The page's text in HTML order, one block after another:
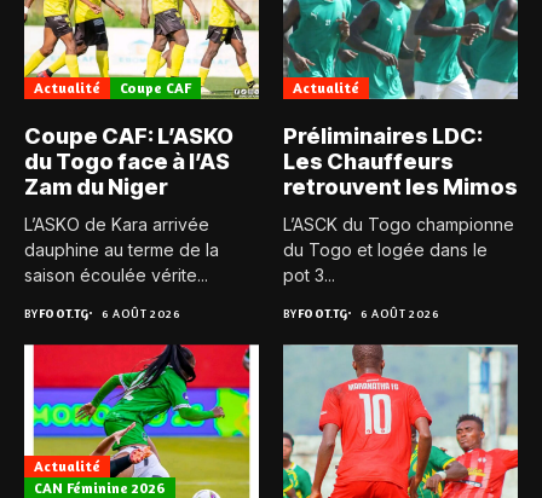
Actualité Coupe CAF
Coupe CAF: L’ASKO
du Togo face à l’AS
Zam du Niger
L’ASKO de Kara arrivée
dauphine au terme de la
saison écoulée vérite...
BYFOOT.TG 6 AOÛT 2026
Actualité
Préliminaires LDC:
Les Chauffeurs
retrouvent les Mimos
L’ASCK du Togo championne
du Togo et logée dans le
pot 3...
BYFOOT.TG 6 AOÛT 2026
Actualité
CAN Féminine 2026